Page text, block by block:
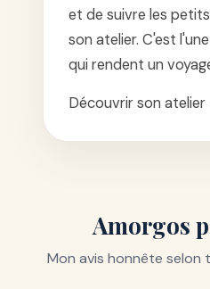
et de suivre les
son atelier. C'est
qui rendent un
Découvrir son
Amorgos
Mon avis honnête selon